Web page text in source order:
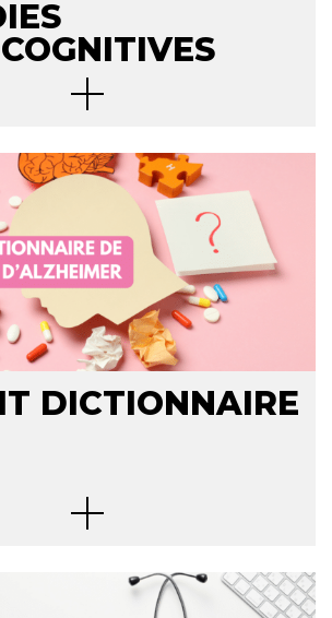
DICTIONNAIRE